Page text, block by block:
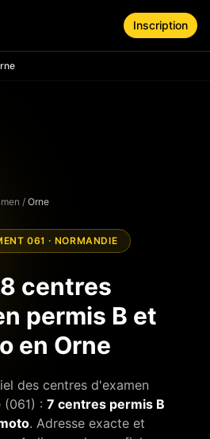
Inscription
/ Orne
061 · NORMANDIE
8 centres
permis B et
en Orne
des centres d'examen
(061) : 7 centres permis B
. Adresse exacte et